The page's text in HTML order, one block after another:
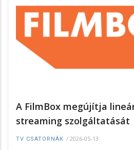
A FilmBox megújítja
streaming szolgáltatását
TV CSATORNÁK / 2026-05-13